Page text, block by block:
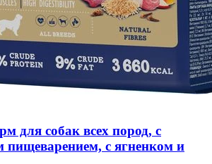
для собак всех пород, с
пищеварением, с ягненком и